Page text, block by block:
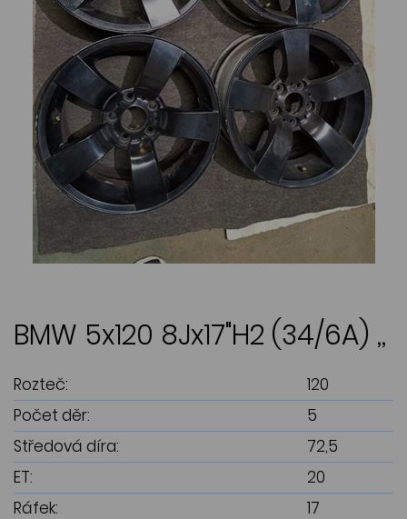
BMW 5x120 8Jx17"H2 (34/6A) ,,
Rozteč:
120
Počet děr:
5
Středová díra:
72,5
ET:
20
Ráfek:
17